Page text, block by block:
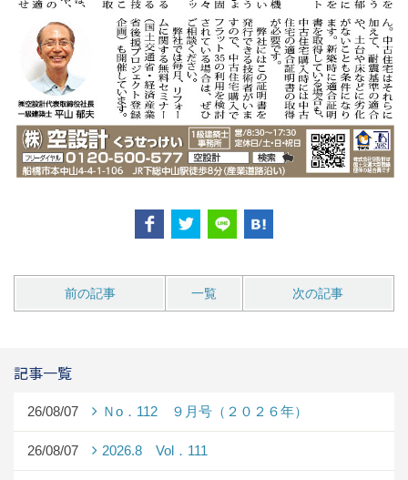
前の記事 一覧 次の記事
記事一覧
26/08/07 Ｎo．112 ９月号（２０２６年）
26/08/07 2026.8 Vol．111